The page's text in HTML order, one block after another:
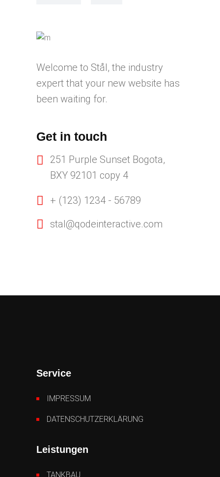
Welcome to Stål, the industry
expert that your new website has
been waiting for.
Get in touch
251 Purple Sunset Bogota,
BXY 92101 copy 4
+ (123) 1234 - 56789
stal@qodeinteractive.com
Service
IMPRESSUM
DATENSCHUTZERKLÄRUNG
Leistungen
TANKBAU